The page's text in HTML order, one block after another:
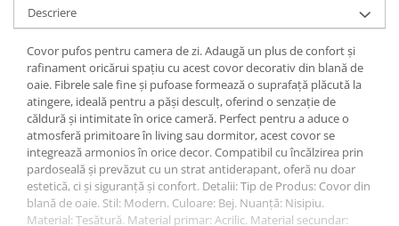
Descriere
Covor pufos pentru camera de zi. Adaugă un plus de confort și
rafinament oricărui spațiu cu acest covor decorativ din blană de
oaie. Fibrele sale fine și pufoase formează o suprafață plăcută la
atingere, ideală pentru a păși desculț, oferind o senzație de
căldură și intimitate în orice cameră. Perfect pentru a aduce o
atmosferă primitoare în living sau dormitor, acest covor se
integrează armonios în orice decor. Compatibil cu încălzirea prin
pardoseală și prevăzut cu un strat antiderapant, oferă nu doar
estetică, ci și siguranță și confort. Detalii: Tip de Produs: Covor din
blană de oaie. Stil: Modern. Culoare: Bej. Nuanță: Nisipiu.
Material: Țesătură. Material primar: Acrilic. Material secundar: